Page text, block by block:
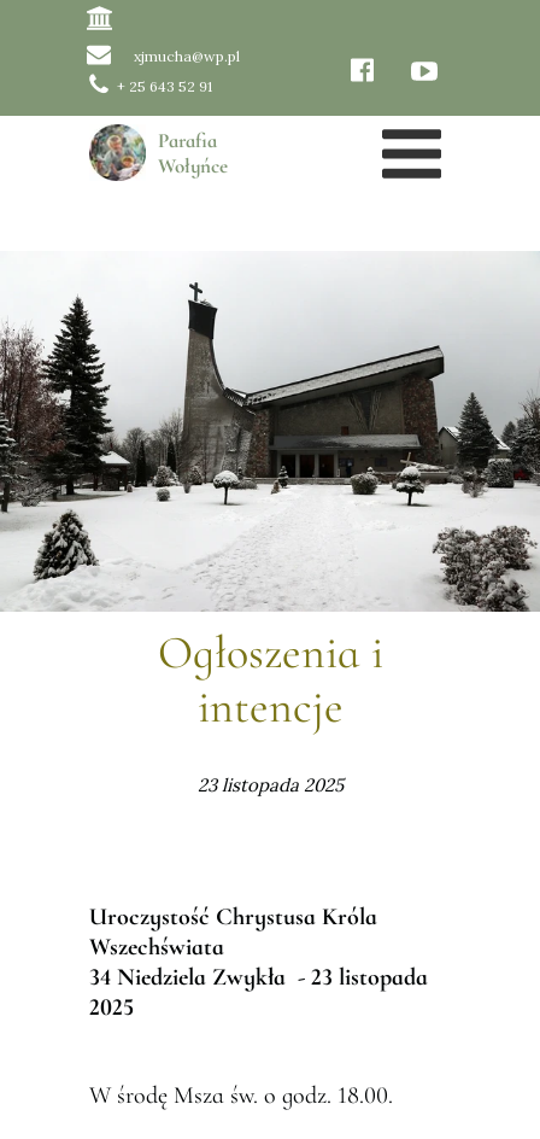
xjmucha@wp.pl
+ 25 643 52 91
Parafia
Wołyńce
23 listopada 2025
Ogłoszenia i
intencje
Uroczystość Chrystusa Króla
Wszechświata
34 Niedziela Zwykła - 23 listopada
2025
W środę Msza św. o godz. 18.00.